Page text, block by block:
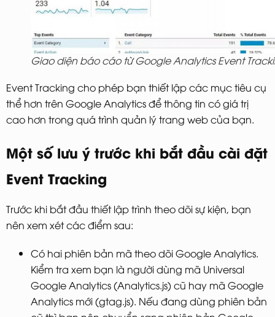
Giao diện báo cáo từ Google Analytics Event
Event Tracking cho phép bạn thiết lập các mục tiêu cụ
thể hơn trên Google Analytics để thông tin có giá trị
cao hơn trong quá trình quản lý trang web của bạn.
Một số lưu ý trước khi bắt đầu cài đặt
Event Tracking
Trước khi bắt đầu thiết lập trình theo dõi sự kiện, bạn
nên xem xét các điểm sau:
Có hai phiên bản mã theo dõi Google Analytics.
Kiểm tra xem bạn là người dùng mã Universal
Google Analytics (Analytics.js) cũ hay mã Google
Analytics mới (gtag.js). Nếu đang dùng phiên bản